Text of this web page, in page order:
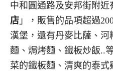
中和圓通路及安邦街附近
店 」，販售的品項超過
漢堡，還有丹麥比薩、河
麵、焗烤麵、鐵板炒飯..
菜的鐵板麵、清爽的泰